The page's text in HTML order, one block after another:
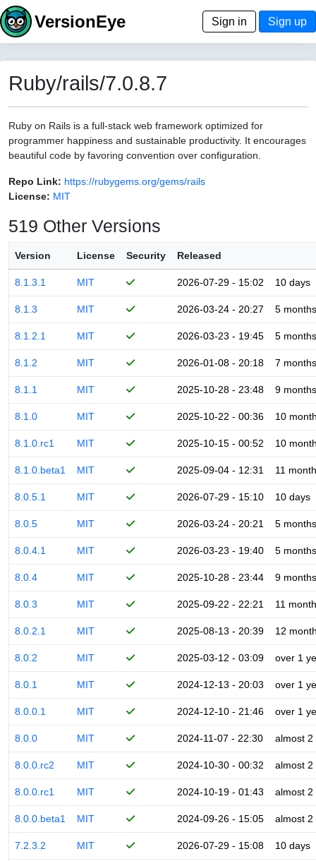
VersionEye Sign in Sign up
Ruby/rails/7.0.8.7
Ruby on Rails is a full-stack web framework optimized for
programmer happiness and sustainable productivity. It encourages
beautiful code by favoring convention over configuration.
Repo Link: https://rubygems.org/gems/rails
License: MIT
519 Other Versions
Version License Security Released
8.1.3.1 MIT 2026-07-29 - 15:02 10 days
8.1.3 MIT 2026-03-24 - 20:27 5 months
8.1.2.1 MIT 2026-03-23 - 19:45 5 months
8.1.2 MIT 2026-01-08 - 20:18 7 months
8.1.1 MIT 2025-10-28 - 23:48 9 months
8.1.0 MIT 2025-10-22 - 00:36 10
8.1.0.rc1 MIT 2025-10-15 - 00:52 10
8.1.0.beta1 MIT 2025-09-04 - 12:31 11
8.0.5.1 MIT 2026-07-29 - 15:10 10 days
8.0.5 MIT 2026-03-24 - 20:21 5 months
8.0.4.1 MIT 2026-03-23 - 19:40 5 months
8.0.4 MIT 2025-10-28 - 23:44 9 months
8.0.3 MIT 2025-09-22 - 22:21 11
8.0.2.1 MIT 2025-08-13 - 20:39 12
8.0.2 MIT 2025-03-12 - 03:09 over 1
8.0.1 MIT 2024-12-13 - 20:03 over 1
8.0.0.1 MIT 2024-12-10 - 21:46 over 1
8.0.0 MIT 2024-11-07 - 22:30 almost 2
8.0.0.rc2 MIT 2024-10-30 - 00:32 almost 2
8.0.0.rc1 MIT 2024-10-19 - 01:43 almost 2
8.0.0.beta1 MIT 2024-09-26 - 15:05 almost 2
7.2.3.2 MIT 2026-07-29 - 15:08 10 days